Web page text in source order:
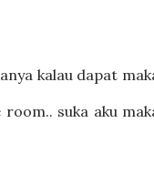
kalau dapat
suka aku